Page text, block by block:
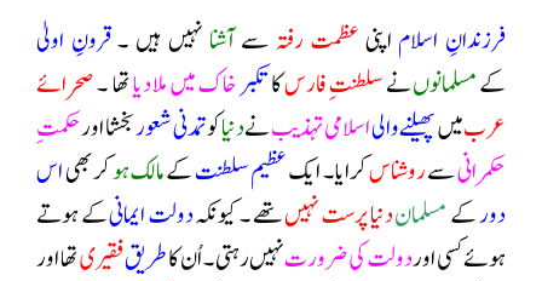
فرزندانِ اسلام اپنیعظمت رفتہ سےآشنا نہیں ہیں ۔قرونِ اولیٰ
کےمسلمانوںنےسلطنتِ فارسکاتکبرخاک میں ملا دیاتھا ۔صحرائے
عربمیںپھیلنے والیاسلامی تہذیبنےدنیاکوتمدنی شعوربخشا اورحکمتِ
حکمرانیسےروشناسکرایا ۔ ایکعظیم سلطنتکےمالک ہوکر بھیاس
دورکےمسلماندنیا پرست نہیںتھے ۔ کیونکہدولت ایمانیکے ہوتے
ہوئے کسی اوردولت کی ضرورتنہیں رہتی ۔ اُن کاطریقفقیریتھا اور